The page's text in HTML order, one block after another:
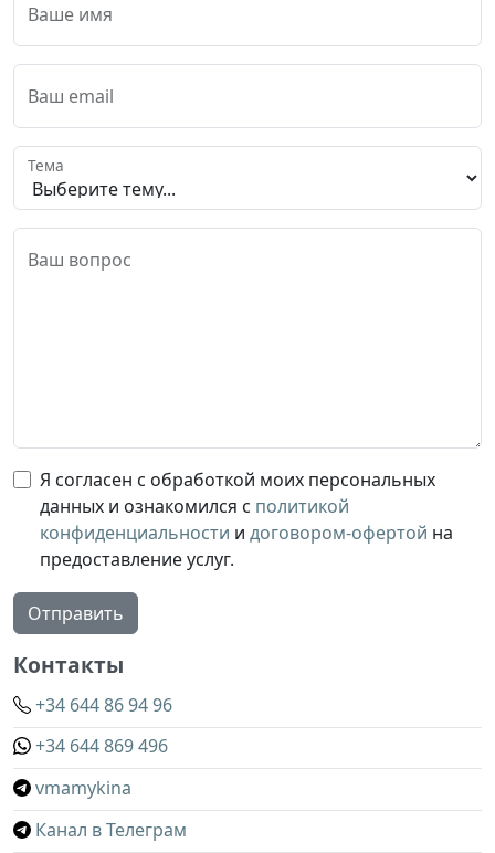
Ваше имя
Ваш email
Тема
Ваш вопрос
Я согласен с обработкой моих персональных
данных и ознакомился с политикой
конфиденциальности и договором-офертой на
предоставление услуг.
Отправить
Контакты
+34 644 86 94 96
+34 644 869 496
vmamykina
Канал в Телеграм